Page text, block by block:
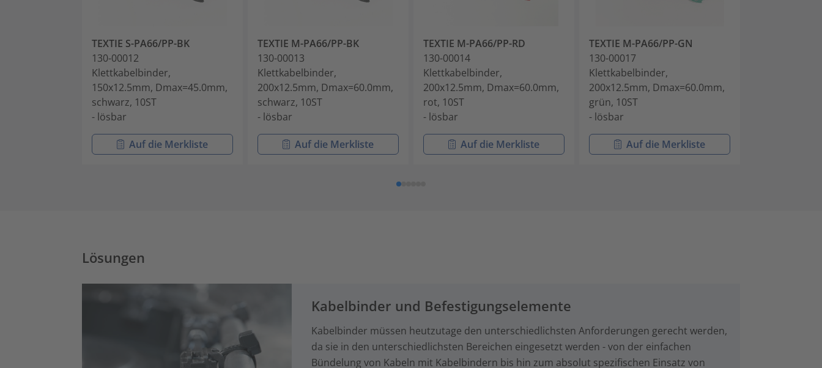
TEXTIE S-PA66/PP-BK
130-00012
Klettkabelbinder,
150x12.5mm, Dmax=45.0mm,
schwarz, 10ST
- lösbar
Auf die Merkliste
TEXTIE M-PA66/PP-BK
130-00013
Klettkabelbinder,
200x12.5mm, Dmax=60.0mm,
schwarz, 10ST
- lösbar
Auf die Merkliste
TEXTIE M-PA66/PP-RD
130-00014
Klettkabelbinder,
200x12.5mm, Dmax=60.0mm,
rot, 10ST
- lösbar
Auf die Merkliste
TEXTIE M-PA66/PP-GN
130-00017
Klettkabelbinder,
200x12.5mm, Dmax=60.0mm,
grün, 10ST
- lösbar
Auf die Merkliste
Lösungen
Kabelbinder und Befestigungselemente
Kabelbinder müssen heutzutage den unterschiedlichsten Anforderungen gerecht werden,
da sie in den unterschiedlichsten Bereichen eingesetzt werden - von der einfachen
Bündelung von Kabeln mit Kabelbindern bis hin zum absolut spezifischen Einsatz von